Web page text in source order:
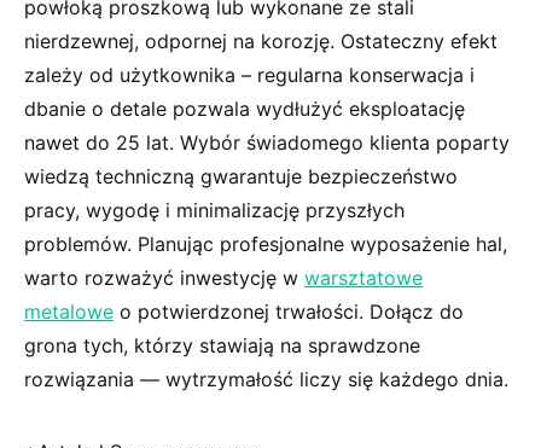
powłoką proszkową lub wykonane ze stali
nierdzewnej, odpornej na korozję. Ostateczny efekt
zależy od użytkownika – regularna konserwacja i
dbanie o detale pozwala wydłużyć eksploatację
nawet do 25 lat. Wybór świadomego klienta poparty
wiedzą techniczną gwarantuje bezpieczeństwo
pracy, wygodę i minimalizację przyszłych
problemów. Planując profesjonalne wyposażenie hal,
warto rozważyć inwestycję w warsztatowe
metalowe o potwierdzonej trwałości. Dołącz do
grona tych, którzy stawiają na sprawdzone
rozwiązania — wytrzymałość liczy się każdego dnia.